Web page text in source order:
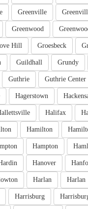
Greenville
Greenwood
Groesbeck
Hill
Grundy
Guildhall
Guthrie Center
Guthrie
Hagerstown
Halifax
Hamilton
Hampton
Hanover
Harlan
Harlan
Harrisburg